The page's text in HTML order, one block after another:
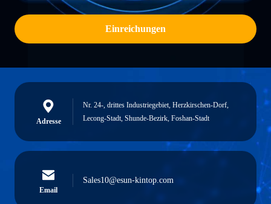
Einreichungen
Adresse
Nr. 24-, drittes Industriegebiet, Herzkirschen-Dorf,
Lecong-Stadt, Shunde-Bezirk, Foshan-Stadt
Email
Sales10@esun-kintop.com